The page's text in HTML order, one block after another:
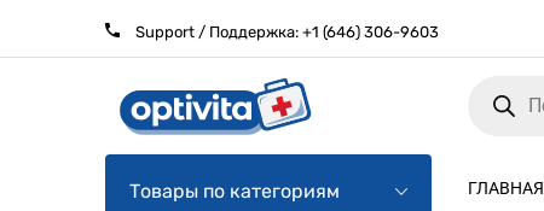
Support / Поддержка: +1 (646) 306-9603
Товары по категориям ГЛАВНАЯ